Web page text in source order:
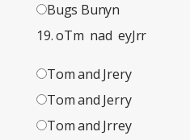
Bugs Bunyn
19. oTm nad eyJrr
Tom and Jrery
Tom and Jerry
Tom and Jrrey